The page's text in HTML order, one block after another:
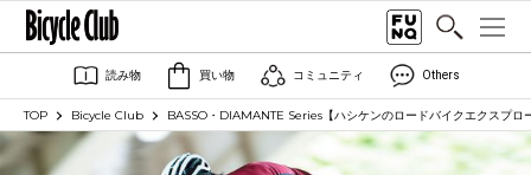
読み物 買い物 コミュニティ Others
TOP Bicycle Club BASSO・DIAMANTE Series【ハシケンのロードバイクエクスプロ